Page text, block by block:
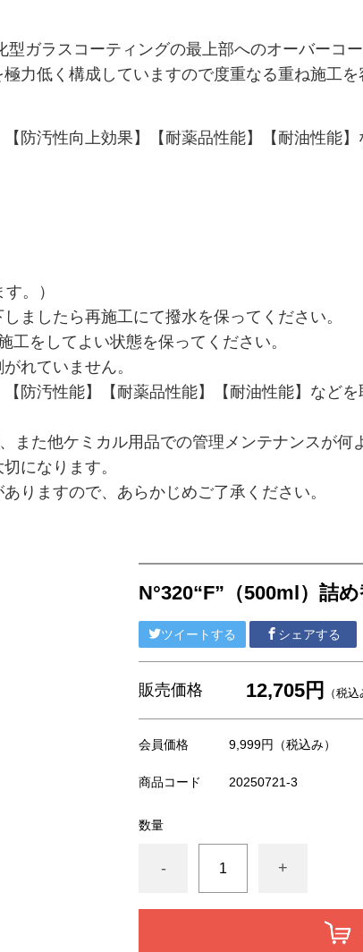
型ガラスコーティングの最上部へのオーバーコ
力低く構成していますので度重なる重ね施工を
防汚性向上効果】【耐薬品性能】【耐油性能
。）
ましたら再施工にて撥水を保ってください。
をしてよい状態を保ってください。
れていません。
防汚性能】【耐薬品性能】【耐油性能】など
た他ケミカル用品での管理メンテナンスが何
になります。
りますので、あらかじめご了承ください。
N°320“F”（500ml）詰
ツイートする シェアする
販売価格 12,705円 （税込
会員価格 9,999円 （税込み）
商品コード 20250721-3
数量
- +